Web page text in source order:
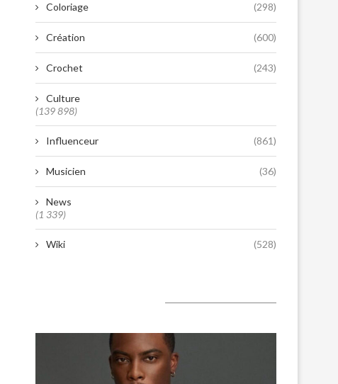
Coloriage (298)
Création (600)
Crochet (243)
Culture
(139 898)
Influenceur (861)
Musicien (36)
News
(1 339)
Wiki (528)